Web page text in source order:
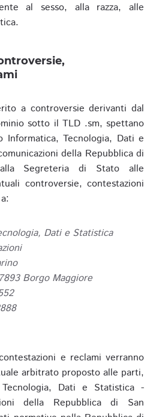
al sesso, alla razza, alle
a controversie derivanti dal
sotto il TLD .sm, spettano
Informatica, Tecnologia, Dati e
della Repubblica di
Segreteria di Stato alle
controversie, contestazioni
Dati e Statistica
Borgo Maggiore
e reclami verranno
arbitrato proposto alle parti,
Dati e Statistica -
della Repubblica di San